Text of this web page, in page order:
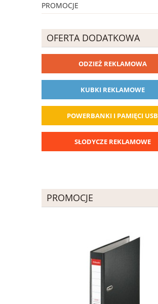
PROMOCJE
OFERTA DODATKOWA
ODZIEŻ REKLAMOWA
KUBKI REKLAMOWE
POWERBANKI I PAMIĘCI USB
SŁODYCZE REKLAMOWE
PROMOCJE